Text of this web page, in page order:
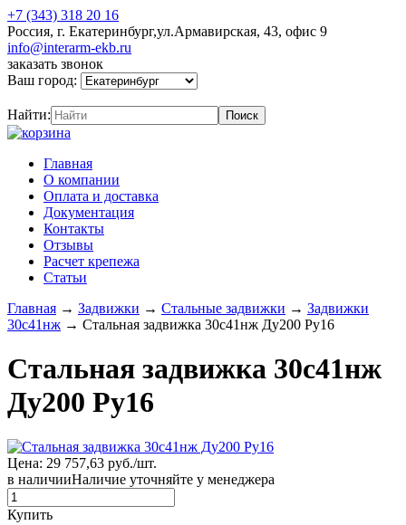
+7 (343) 318 20 16
Россия, г. Екатеринбург,ул.Армавирская, 43, офис 9
info@interarm-ekb.ru
заказать звонок
Ваш город:
Найти:
Главная
О компании
Оплата и доставка
Документация
Контакты
Отзывы
Расчет крепежа
Статьи
Главная → Задвижки → Стальные задвижки → Задвижки
30с41нж → Стальная задвижка 30с41нж Ду200 Ру16
Стальная задвижка 30с41нж
Ду200 Ру16
Цена: 29 757,63 руб./шт.
в наличииНаличие уточняйте у менеджера
Купить